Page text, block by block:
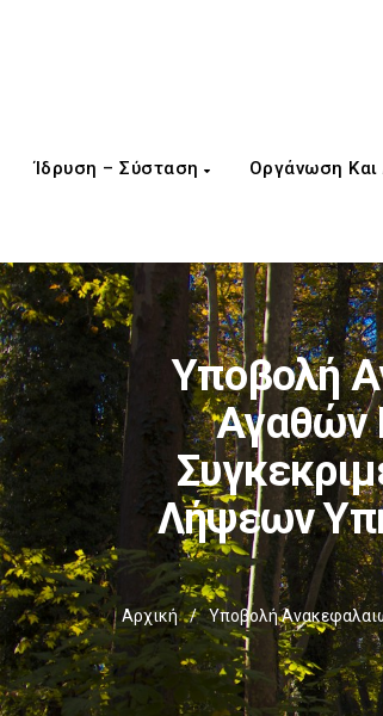
Ίδρυση – Σύσταση Οργάνωση Και
Υποβολή
Αγαθών
Λήψεων
Αρχική /
Υποβολή